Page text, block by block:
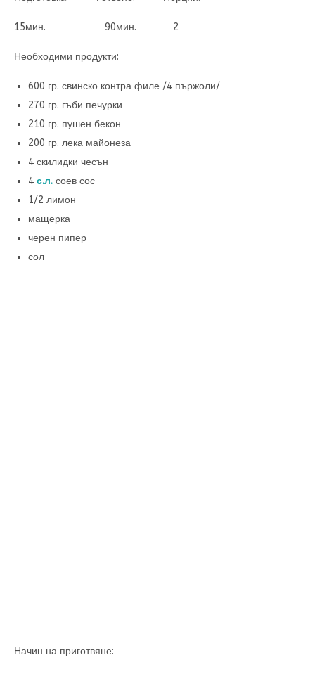
15мин. 90мин. 2
Необходими продукти:
600 гр. свинско контра филе /4 пържоли/
270 гр. гъби печурки
210 гр. пушен бекон
200 гр. лека майонеза
4 скилидки чесън
4 с.л. соев сос
1/2 лимон
мащерка
черен пипер
сол
Начин на приготвяне: